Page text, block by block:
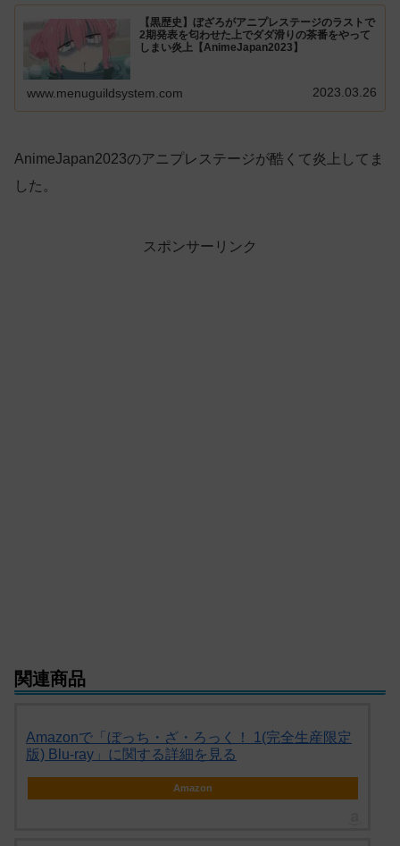
【黒歴史】ぼざろがアニプレステージのラストで
2期発表を匂わせた上でダダ滑りの茶番をやって
しまい炎上【AnimeJapan2023】
www.menuguildsystem.com 2023.03.26
AnimeJapan2023のアニプレステージが酷くて炎上してま
した。
スポンサーリンク
関連商品
Amazonで「ぼっち・ざ・ろっく！ 1(完全生産限定
版) Blu-ray」に関する詳細を見る
Amazon